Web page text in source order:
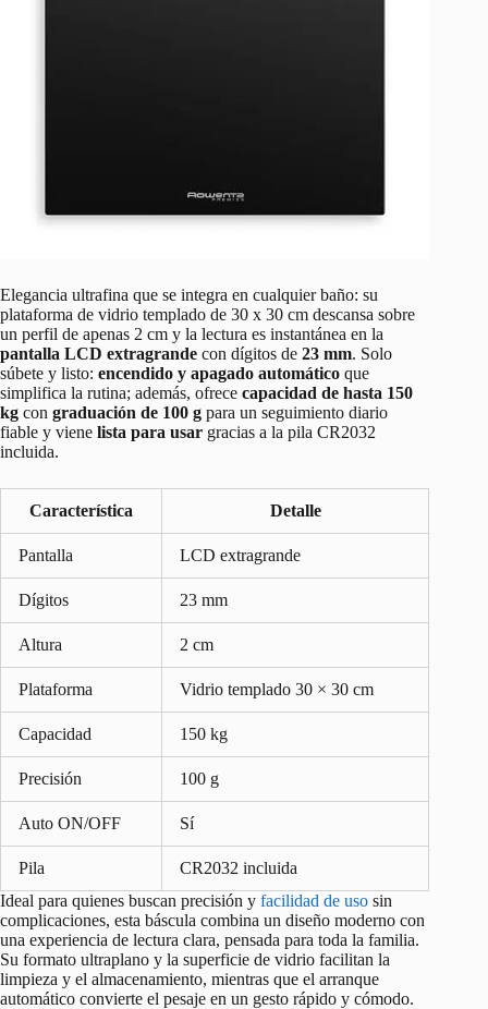
Elegancia ultrafina que se integra en cualquier baño: su
plataforma de vidrio templado de 30 x 30 cm descansa sobre
un perfil de apenas 2 cm y la lectura es instantánea en la
pantalla LCD extragrande con dígitos de 23 mm. Solo
súbete y listo: encendido y apagado automático que
simplifica la rutina; además, ofrece capacidad de hasta 150
kg con graduación de 100 g para un seguimiento diario
fiable y viene lista para usar gracias a la pila CR2032
incluida.
Característica Detalle
Pantalla LCD extragrande
Dígitos 23 mm
Altura 2 cm
Plataforma Vidrio templado 30 × 30 cm
Capacidad 150 kg
Precisión 100 g
Auto ON/OFF Sí
Pila
CR2032 incluida
Ideal para quienes buscan precisión y facilidad de uso sin
complicaciones, esta báscula combina un diseño moderno con
una experiencia de lectura clara, pensada para toda la familia.
Su formato ultraplano y la superficie de vidrio facilitan la
limpieza y el almacenamiento, mientras que el arranque
automático convierte el pesaje en un gesto rápido y cómodo.